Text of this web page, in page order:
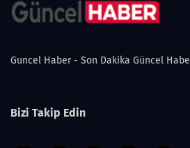
Guncel Haber - Son Dakika Güncel
Bizi Takip Edin